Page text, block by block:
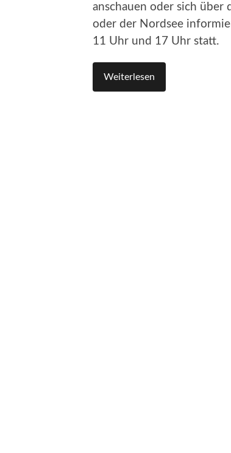
anschauen oder sich über
oder der Nordsee
11 Uhr und 17 Uhr statt.
Weiterlesen